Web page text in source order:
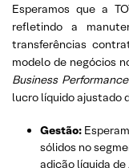
Esperamos que a
refletindo a
transferências
modelo de negócios
Business Performance
lucro líquido ajustado
Gestão:
sólidos no
adição líquida de